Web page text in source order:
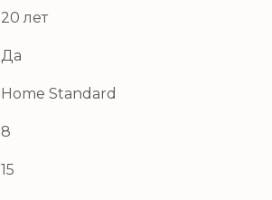
20 лет
Да
Home Standard
8
15